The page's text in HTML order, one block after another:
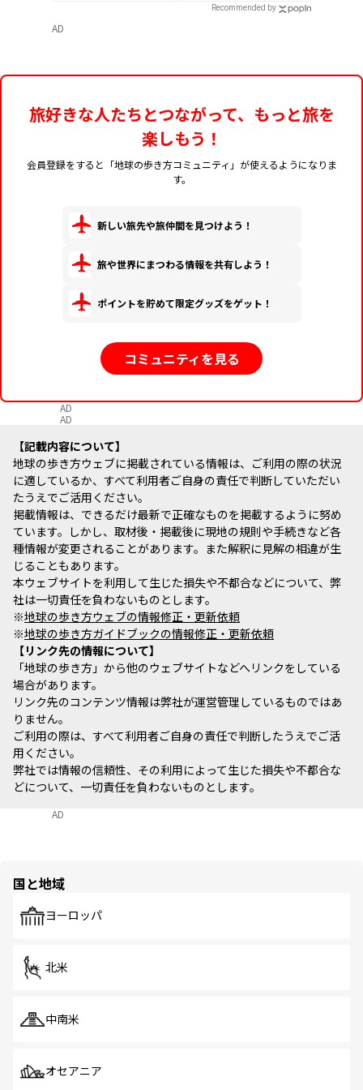
Recommended by
AD
旅好きな人たちとつながって、もっと旅を
楽しもう！
会員登録をすると「地球の歩き方コミュニティ」が使えるようになりま
す。
新しい旅先や旅仲間を見つけよう！
旅や世界にまつわる情報を共有しよう！
ポイントを貯めて限定グッズをゲット！
コミュニティを見る
AD
AD
記載内容について
地球の歩き方ウェブに掲載されている情報は、ご利用の際の状況
に適しているか、すべて利用者ご自身の責任で判断していただい
たうえでご活用ください。
掲載情報は、できるだけ最新で正確なものを掲載するように努め
ています。しかし、取材後・掲載後に現地の規則や手続きなど各
種情報が変更されることがあります。また解釈に見解の相違が生
じることもあります。
本ウェブサイトを利用して生じた損失や不都合などについて、弊
社は一切責任を負わないものとします。
※地球の歩き方ウェブの情報修正・更新依頼
※地球の歩き方ガイドブックの情報修正・更新依頼
リンク先の情報について
「地球の歩き方」から他のウェブサイトなどへリンクをしている
場合があります。
リンク先のコンテンツ情報は弊社が運営管理しているものではあ
りません。
ご利用の際は、すべて利用者ご自身の責任で判断したうえでご活
用ください。
弊社では情報の信頼性、その利用によって生じた損失や不都合な
どについて、一切責任を負わないものとします。
AD
国と地域
ヨーロッパ
北米
中南米
オセアニア